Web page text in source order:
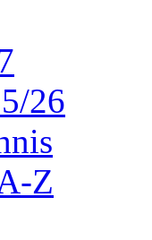
26
Z